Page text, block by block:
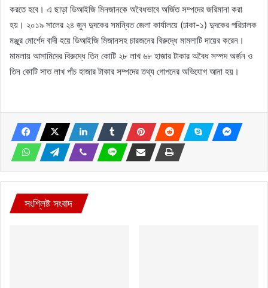
করতে হবে। এ ছাড়া ডিআইজি মিনজানকে অবৈধভাবে অর্জিত সম্পদের জরিমানা করা
হয়। ২০১৯ সালের ২৪ জুন দুদকের সমন্বিত জেলা কার্যালয়ে (ঢাকা-১) দুদকের পরিচালক
মঞ্জুর মোর্শেদ বাদী হয়ে ডিআইজি মিজানসহ চারজনের বিরুদ্ধে মামলাটি দায়ের করেন।
মামলায় আসামিদের বিরুদ্ধে তিন কোটি ২৮ লাখ ৬৮ হাজার টাকার অবৈধ সম্পদ অর্জন ও
তিন কোটি সাত লাখ পাঁচ হাজার টাকার সম্পদের তথ্য গোপনের অভিযোগ আনা হয়।
সংশ্লিষ্ট সংবাদ